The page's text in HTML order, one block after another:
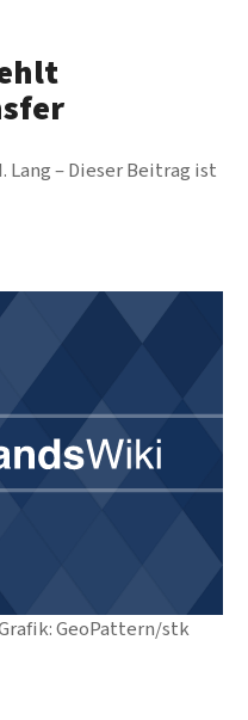
GeoPattern/stk
Lang
Dieser Beitrag ist